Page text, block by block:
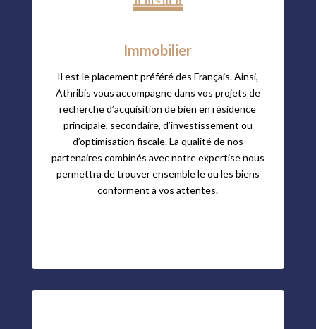
Immobilier
Il est le placement préféré des Français. Ainsi,
Athribis vous accompagne dans vos projets de
recherche d’acquisition de bien en résidence
principale, secondaire, d’investissement ou
d’optimisation fiscale. La qualité de nos
partenaires combinés avec notre expertise nous
permettra de trouver ensemble le ou les biens
conforment à vos attentes.